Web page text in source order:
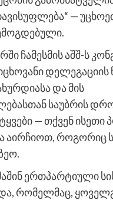
—
ჩამესმის აშშ-ს
დელეგაციის
და მის
საუბრის
— თქვენ
აირჩიოთ, როგორიც
ერთპარტიული
რომელმაც,